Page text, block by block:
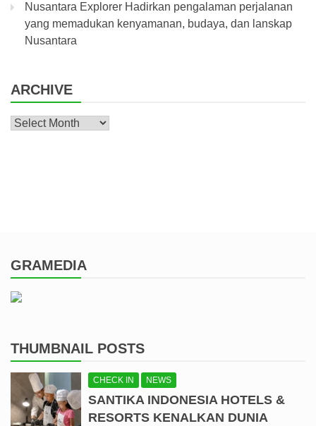
Nusantara Explorer Hadirkan pengalaman perjalanan
yang memadukan kenyamanan, budaya, dan lanskap
Nusantara
ARCHIVE
Archive
GRAMEDIA
THUMBNAIL POSTS
CHECK IN NEWS
SANTIKA INDONESIA HOTELS &
RESORTS KENALKAN DUNIA